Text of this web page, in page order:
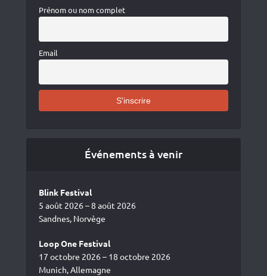
Prénom ou nom complet
Email
Événements à venir
Blink Festival
5 août 2026 – 8 août 2026
Sandnes, Norvège
Loop One Festival
17 octobre 2026 – 18 octobre 2026
Munich, Allemagne